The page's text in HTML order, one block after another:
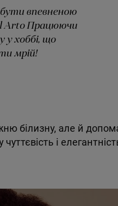
впевненою
Arto Працюючи
хоббі, що
мрій!
білизну, але й
і